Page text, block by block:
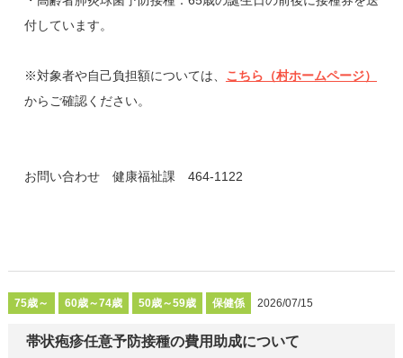
付しています。
※対象者や自己負担額については、 こちら（村ホームページ）
からご確認ください。
お問い合わせ 健康福祉課 464-1122
75歳～ 60歳～74歳 50歳～59歳 保健係 2026/07/15
帯状疱疹任意予防接種の費用助成について